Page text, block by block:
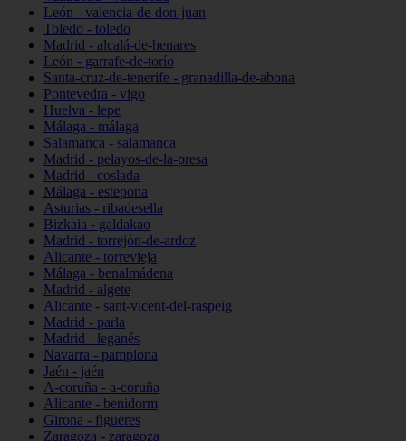
León - valencia-de-don-juan
Toledo - toledo
Madrid - alcalá-de-henares
León - garrafe-de-torío
Santa-cruz-de-tenerife - granadilla-de-abona
Pontevedra - vigo
Huelva - lepe
Málaga - málaga
Salamanca - salamanca
Madrid - pelayos-de-la-presa
Madrid - coslada
Málaga - estepona
Asturias - ribadesella
Bizkaia - galdakao
Madrid - torrejón-de-ardoz
Alicante - torrevieja
Málaga - benalmádena
Madrid - algete
Alicante - sant-vicent-del-raspeig
Madrid - parla
Madrid - leganés
Navarra - pamplona
Jaén - jaén
A-coruña - a-coruña
Alicante - benidorm
Girona - figueres
Zaragoza - zaragoza